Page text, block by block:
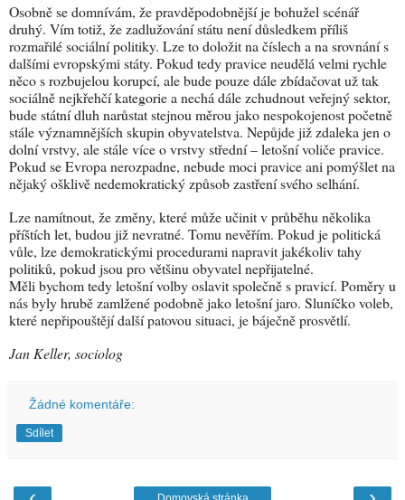
Osobně se domnívám, že pravděpodobnější je bohužel scénář
druhý. Vím totiž, že zadlužování státu není důsledkem příliš
rozmařilé sociální politiky. Lze to doložit na číslech a na srovnání s
dalšími evropskými státy. Pokud tedy pravice neudělá velmi rychle
něco s rozbujelou korupcí, ale bude pouze dále zbídačovat už tak
sociálně nejkřehčí kategorie a nechá dále zchudnout veřejný sektor,
bude státní dluh narůstat stejnou měrou jako nespokojenost početně
stále významnějších skupin obyvatelstva. Nepůjde již zdaleka jen o
dolní vrstvy, ale stále více o vrstvy střední – letošní voliče pravice.
Pokud se Evropa nerozpadne, nebude moci pravice ani pomýšlet na
nějaký ošklivě nedemokratický způsob zastření svého selhání.
Lze namítnout, že změny, které může učinit v průběhu několika
příštích let, budou již nevratné. Tomu nevěřím. Pokud je politická
vůle, lze demokratickými procedurami napravit jakékoliv tahy
politiků, pokud jsou pro většinu obyvatel nepřijatelné.
Měli bychom tedy letošní volby oslavit společně s pravicí. Poměry u
nás byly hrubě zamlžené podobně jako letošní jaro. Sluníčko voleb,
které nepřipouštějí další patovou situaci, je báječně prosvětlí.
Jan Keller, sociolog
Žádné komentáře:
Sdílet